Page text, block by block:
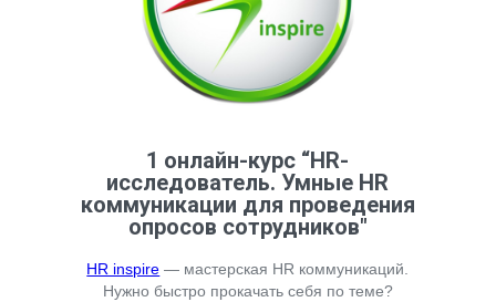
1 онлайн-курс “HR-
исследователь. Умные HR
коммуникации для проведения
опросов сотрудников"
HR inspire — мастерская HR коммуникаций.
Нужно быстро прокачать себя по теме?